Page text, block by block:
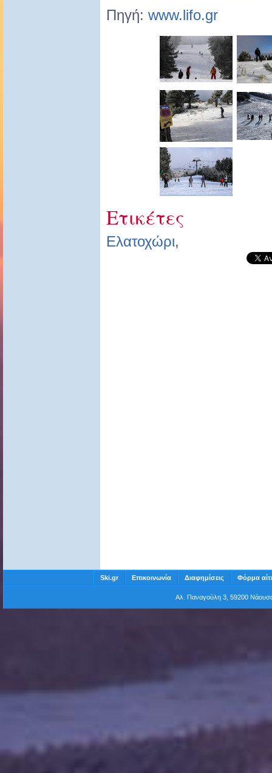
Πηγή: www.lifo.gr
Ετικέτες
Ελατοχώρι,
Ski.gr Επικοινωνία Διαφημίσεις Φόρμα
Αλ. Παναγούλη 3, 59200